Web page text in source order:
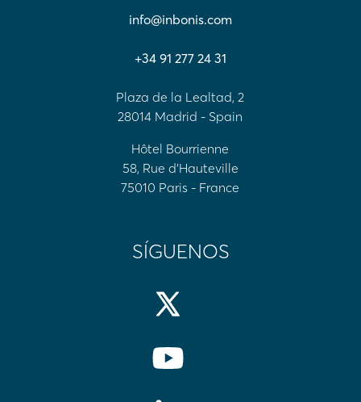
info@inbonis.com
+34 91 277 24 31
Plaza de la Lealtad, 2
28014 Madrid - Spain
Hôtel Bourrienne
58, Rue d'Hauteville
75010 Paris - France
SÍGUENOS